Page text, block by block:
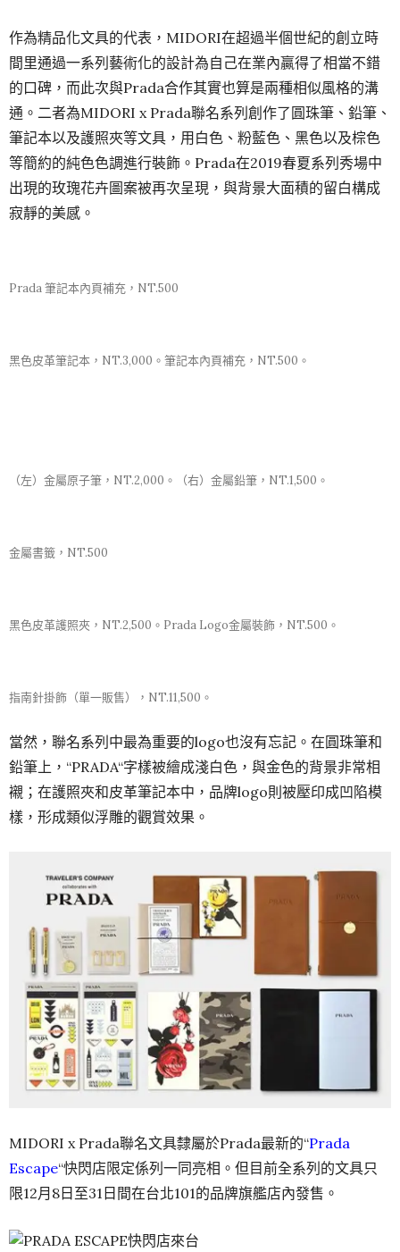
作為精品化文具的代表，MIDORI在超過半個世紀的創立時
間里通過一系列藝術化的設計為自己在業內贏得了相當不錯
的口碑，而此次與Prada合作其實也算是兩種相似風格的溝
通。二者為MIDORI x Prada聯名系列創作了圓珠筆、鉛筆、
筆記本以及護照夾等文具，用白色、粉藍色、黑色以及棕色
等簡約的純色色調進行裝飾。Prada在2019春夏系列秀場中
出現的玫瑰花卉圖案被再次呈現，與背景大面積的留白構成
寂靜的美感。
Prada 筆記本內頁補充，NT.500
黑色皮革筆記本，NT.3,000。筆記本內頁補充，NT.500。
（左）金屬原子筆，NT.2,000。（右）金屬鉛筆，NT.1,500。
金屬書籤，NT.500
黑色皮革護照夾，NT.2,500。Prada Logo金屬裝飾，NT.500。
指南針掛飾（單一販售），NT.11,500。
當然，聯名系列中最為重要的logo也沒有忘記。在圓珠筆和
鉛筆上，“PRADA“字樣被繪成淺白色，與金色的背景非常相
襯；在護照夾和皮革筆記本中，品牌logo則被壓印成凹陷模
樣，形成類似浮雕的觀賞效果。
MIDORI x Prada聯名文具隸屬於Prada最新的“Prada
Escape“快閃店限定係列一同亮相。但目前全系列的文具只
限12月8日至31日間在台北101的品牌旗艦店內發售。